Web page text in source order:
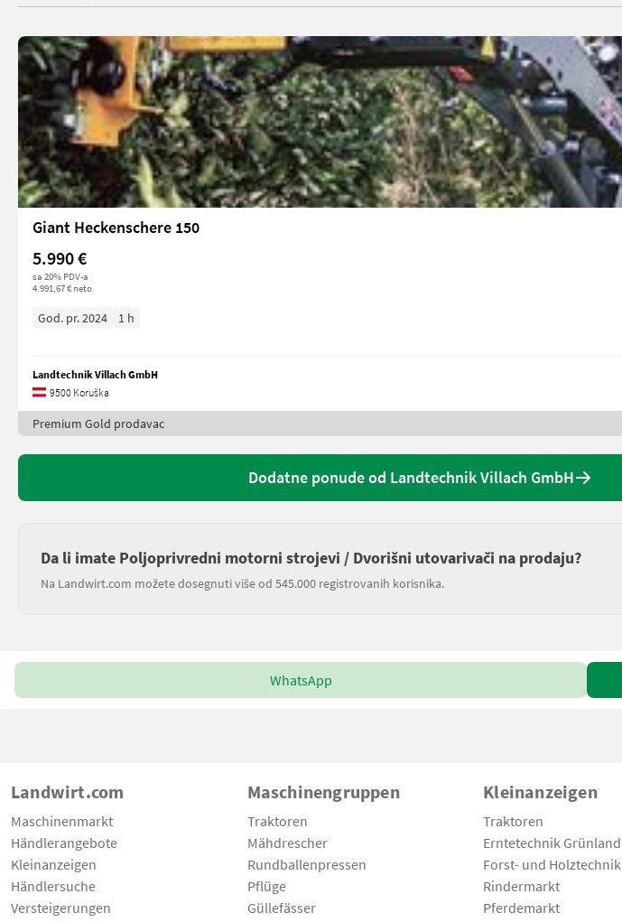
Giant Heckenschere 150
5.990 €
sa 20% PDV-a
4.991,67 € neto
God. pr. 2024 1 h
Landtechnik Villach GmbH
9500 Koruška
Premium Gold prodavac
Dodatne ponude od Landtechnik Villach GmbH
Da li imate Poljoprivredni motorni strojevi / Dvorišni utovarivači na prodaju?
Na Landwirt.com možete dosegnuti više od 545.000 registrovanih korisnika.
WhatsApp
Landwirt.com
Maschinenmarkt
Händlerangebote
Kleinanzeigen
Händlersuche
Versteigerungen
Maschinengruppen
Traktoren
Mähdrescher
Rundballenpressen
Pflüge
Güllefässer
Kleinanzeigen
Traktoren
Erntetechnik Grünland
Forst- und Holztechnik
Rindermarkt
Pferdemarkt